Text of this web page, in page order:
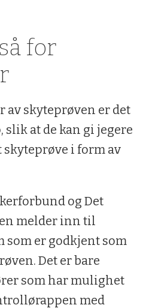
for
av skyteprøven er det
at de kan gi jegere
i form av
og Det
melder inn til
som er godkjent som
Det er bare
som har mulighet
med